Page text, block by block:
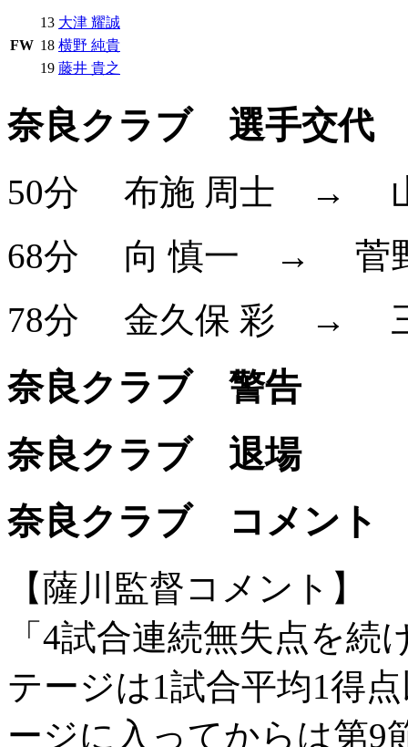
FW
13 大津 耀誠
18 横野 純貴
19 藤井 貴之
奈良クラブ 選手交代
50分 布施 周士 →
68分
向 慎一 → 菅
78分
金久保 彩 →
奈良クラブ 警告
奈良クラブ 退場
奈良クラブ コメント
【薩川監督コメント】
「4試合連続無失点を
テージは1試合平均1得
ージに入ってからは第9